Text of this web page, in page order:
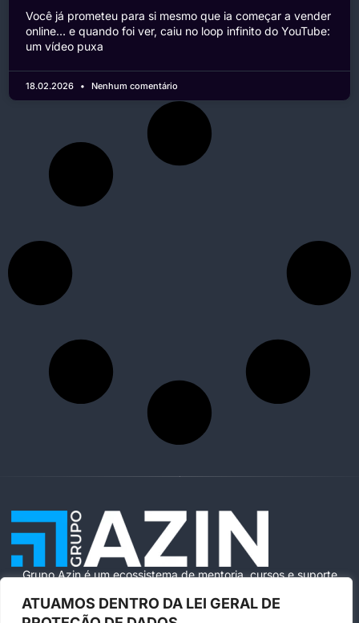
ATUAMOS DENTRO DA LEI GERAL DE
Você já prometeu para si mesmo que ia começar a vender
online… e quando foi ver, caiu no loop infinito do YouTube:
um vídeo puxa
18.02.2026 Nenhum comentário
Grupo Azin é um ecossistema de mentoria, cursos e suporte
escala na Amazon Brasil.